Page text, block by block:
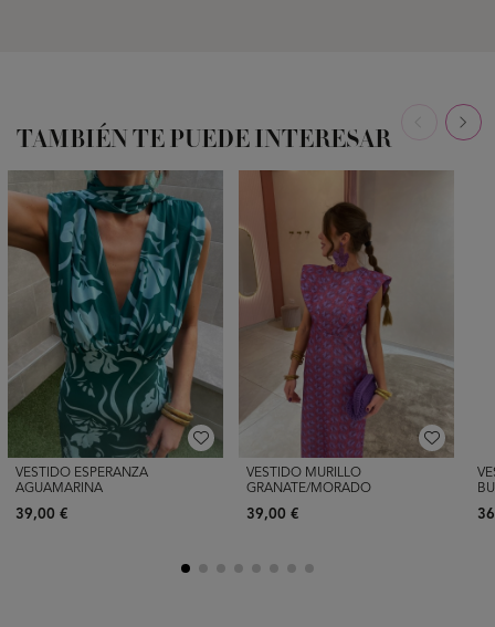
TAMBIÉN TE PUEDE INTERESAR
VESTIDO ESPERANZA
AGUAMARINA
39,00 €
VESTIDO MURILLO
GRANATE/MORADO
39,00 €